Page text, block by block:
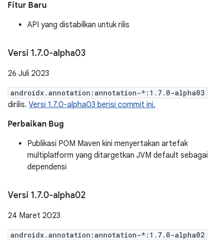
Fitur Baru
API yang distabilkan untuk rilis
Versi 1.7.0-alpha03
26 Juli 2023
androidx.annotation:annotation-*:1.7.0-alpha03
dirilis. Versi 1.7.0-alpha03 berisi commit ini.
Perbaikan Bug
Publikasi POM Maven kini menyertakan artefak
multiplatform yang ditargetkan JVM default sebagai
dependensi
Versi 1.7.0-alpha02
24 Maret 2023
androidx.annotation:annotation-*:1.7.0-alpha02